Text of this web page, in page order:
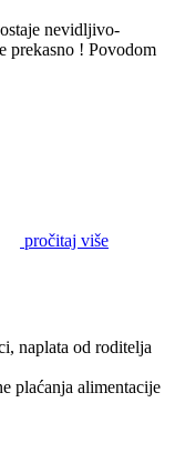
nevidljivo-
prekasno ! Povodom
pročitaj više
naplata od roditelja
plaćanja alimentacije